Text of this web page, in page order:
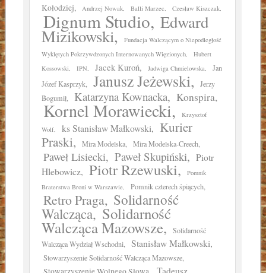
Kołodziej
Andrzej Nowak Balli Marzec Czesław Kiszczak
Dignum Studio Edward
Mizikowski
Fundacja Walczącym o Niepodległość
Wyklętych Pokrzywdzonych Internowanych Więzionych
Hubert
Kossowski
IPN Jacek Kuroń Jadwiga Chmielowska
Jan
Józef Kasprzyk
Janusz Jeżewski
Jerzy
Bogumił
Katarzyna Kownacka Konspira
Kornel Morawiecki
Krzysztof
Wolf
ks Stanisław Małkowski
Kurier
Praski
Mira Modelska Mira Modelska-Creech
Paweł Lisiecki Paweł Skupiński
Piotr
Hlebowicz
Piotr Rzewuski
Pomnik
Braterstwa Broni w Warszawie
Pomnik czterech śpiących
Retro Praga Solidarność
Walcząca Solidarność
Walcząca Mazowsze
Solidarność
Walcząca Wydział Wschodni
Stanisław Małkowski
Stowarzyszenie Solidarność Walcząca Mazowsze